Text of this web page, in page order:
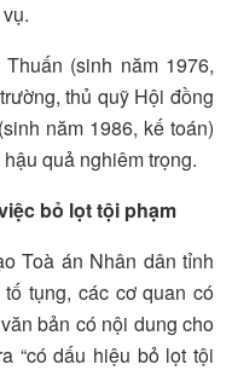
(sinh năm 1976,
thủ quỹ Hội đồng
năm 1986, kế toán)
quả nghiêm trọng.
bỏ lọt tội phạm
Toà án Nhân dân tỉnh
tụng, các cơ quan có
bản có nội dung cho
“có dấu hiệu bỏ lọt tội